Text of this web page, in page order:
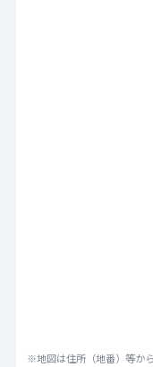
※地図は住所（地番）等か